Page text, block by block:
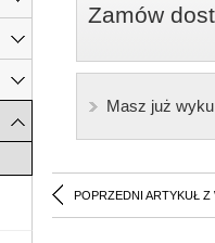
Zamów
Masz już
POPRZEDNI ARTYKUŁ Z